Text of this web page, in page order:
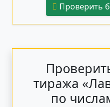
Проверить
тиража
по